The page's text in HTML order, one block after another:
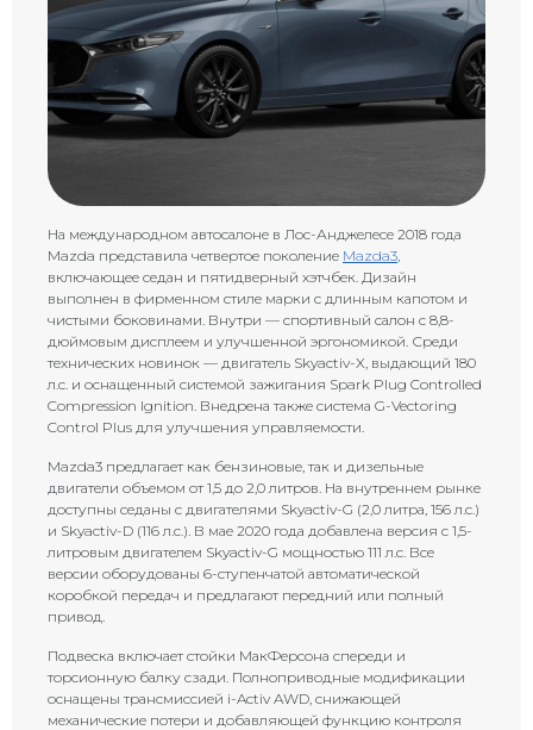
На международном автосалоне в Лос-Анджелесе 2018 года
Mazda представила четвертое поколение Mazda3,
включающее седан и пятидверный хэтчбек. Дизайн
выполнен в фирменном стиле марки с длинным капотом и
чистыми боковинами. Внутри — спортивный салон с 8,8-
дюймовым дисплеем и улучшенной эргономикой. Среди
технических новинок — двигатель Skyactiv-X, выдающий 180
л.с. и оснащенный системой зажигания Spark Plug Controlled
Compression Ignition. Внедрена также система G-Vectoring
Control Plus для улучшения управляемости.
Mazda3 предлагает как бензиновые, так и дизельные
двигатели объемом от 1,5 до 2,0 литров. На внутреннем рынке
доступны седаны с двигателями Skyactiv-G (2,0 литра, 156 л.с.)
и Skyactiv-D (116 л.с.). В мае 2020 года добавлена версия с 1,5-
литровым двигателем Skyactiv-G мощностью 111 л.с. Все
версии оборудованы 6-ступенчатой автоматической
коробкой передач и предлагают передний или полный
привод.
Подвеска включает стойки МакФерсона спереди и
торсионную балку сзади. Полноприводные модификации
оснащены трансмиссией i-Activ AWD, снижающей
механические потери и добавляющей функцию контроля